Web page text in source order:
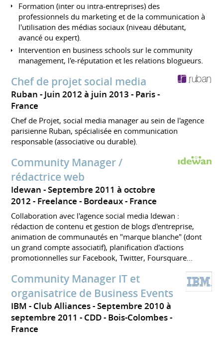
Formation (inter ou intra-entreprises) des
professionnels du marketing et de la communication à
l'utilisation des médias sociaux (niveau débutant,
avancé ou expert).
Intervention en business schools sur le community
management, l'e-réputation et les relations blogueurs.
Chef de projet social media
Ruban Juin 2012 à juin 2013 Paris
France
Chef de Projet, social media manager au sein de l'agence
parisienne Ruban, spécialisée en communication
responsable (associative ou durable).
Community Manager /
rédactrice web
Idewan
Septembre 2011 à octobre
2012 Freelance Bordeaux France
Collaboration avec l'agence social media Idewan :
rédaction de contenu et gestion de blogs d'entreprise,
animation de communautés en "marque blanche" (dont
un grand compte associatif), planification d'actions
promotionnelles sur Facebook, Twitter, Foursquare...
Community Manager IT et
organisatrice de Business Events
IBM - Club Alliances
Septembre 2010 à
septembre 2011 CDD
Bois-Colombes
France